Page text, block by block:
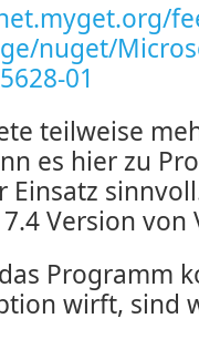
nuget/
01
teilweise
es hier zu
Einsatz
Version von
Programm
wirft, sind